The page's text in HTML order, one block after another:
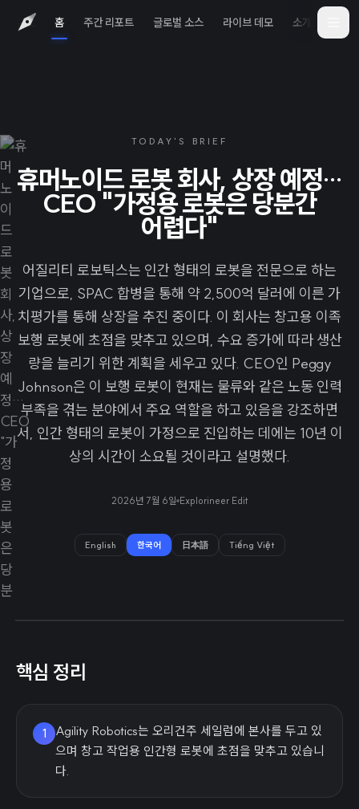
홈 주간 리포트 글로벌 소스 라이브 데모 소개
TODAY'S BRIEF
휴머노이드 로봇 회사, 상장 예정…
CEO "가정용 로봇은 당분간
어렵다"
어질리티 로보틱스는 인간 형태의 로봇을 전문으로 하는
기업으로, SPAC 합병을 통해 약 2,500억 달러에 이른 가
치평가를 통해 상장을 추진 중이다. 이 회사는 창고용 이족
보행 로봇에 초점을 맞추고 있으며, 수요 증가에 따라 생산
량을 늘리기 위한 계획을 세우고 있다. CEO인 Peggy
Johnson은 이 보행 로봇이 현재는 물류와 같은 노동 인력
부족을 겪는 분야에서 주요 역할을 하고 있음을 강조하면
서, 인간 형태의 로봇이 가정으로 진입하는 데에는 10년 이
상의 시간이 소요될 것이라고 설명했다.
2026년 7월 6일 Explorineer Edit
English 한국어 日本語 Tiếng Việt
핵심 정리
1
Agility Robotics는 오리건주 세일럼에 본사를 두고 있
으며 창고 작업용 인간형 로봇에 초점을 맞추고 있습니
다.